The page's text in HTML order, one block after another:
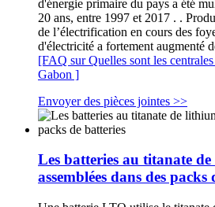
d'énergie primaire du pays a été
20 ans, entre 1997 et 2017 . .
de l’électrification en cours des
d'électricité a fortement augmenté
[FAQ sur Quelles sont les
Gabon ]
Envoyer des pièces jointes >>
Les batteries au titanate
assemblées dans des packs